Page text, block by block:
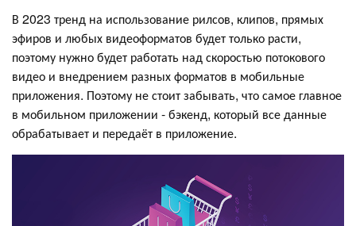
В 2023 тренд на использование рилсов, клипов, прямых
эфиров и любых видеоформатов будет только расти,
поэтому нужно будет работать над скоростью потокового
видео и внедрением разных форматов в мобильные
приложения. Поэтому не стоит забывать, что самое главное
в мобильном приложении - бэкенд, который все данные
обрабатывает и передаёт в приложение.